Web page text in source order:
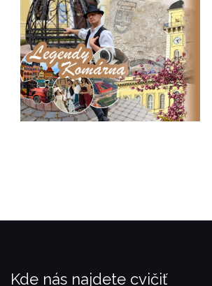
Kde nás najdete cvičiť